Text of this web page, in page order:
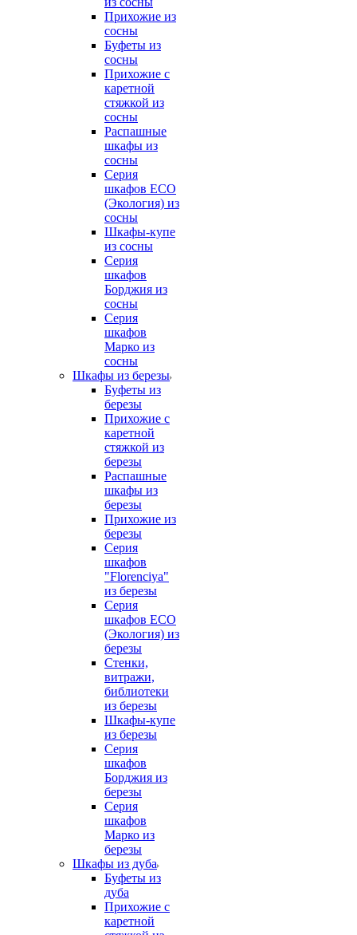
Прихожие из
сосны
Буфеты из
сосны
Прихожие с
каретной
стяжкой из
сосны
Распашные
шкафы из
сосны
Серия
шкафов ECO
(Экология) из
сосны
Шкафы-купе
из сосны
Серия
шкафов
Борджия из
сосны
Серия
шкафов
Марко из
сосны
Шкафы из березы
Буфеты из
березы
Прихожие с
каретной
стяжкой из
березы
Распашные
шкафы из
березы
Прихожие из
березы
Серия
шкафов
"Florenciya"
из березы
Серия
шкафов ECO
(Экология) из
березы
Стенки,
витражи,
библиотеки
из березы
Шкафы-купе
из березы
Серия
шкафов
Борджия из
березы
Серия
шкафов
Марко из
березы
Шкафы из дуба
Буфеты из
дуба
Прихожие с
каретной